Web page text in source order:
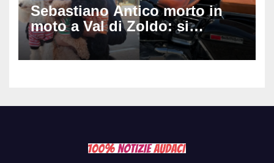
Sebastiano Antico morto in
moto a Val di Zoldo: si
schianta con il sidecar, salvi i
due cagnolini